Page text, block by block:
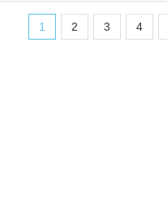
1 2 3 4